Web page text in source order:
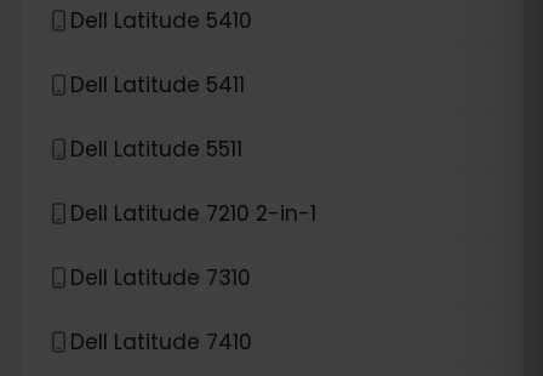
Dell Latitude 5410
Dell Latitude 5411
Dell Latitude 5511
Dell Latitude 7210 2-in-1
Dell Latitude 7310
Dell Latitude 7410